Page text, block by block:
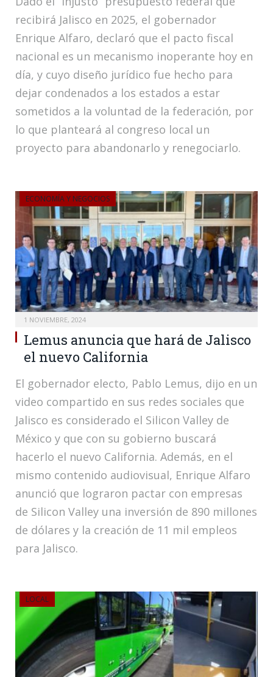
recibirá Jalisco en 2025, el gobernador
Enrique Alfaro, declaró que el pacto fiscal
nacional es un mecanismo inoperante hoy en
día, y cuyo diseño jurídico fue hecho para
dejar condenados a los estados a estar
sometidos a la voluntad de la federación, por
lo que planteará al congreso local un
proyecto para abandonarlo y renegociarlo.
ECONOMÍA Y NEGOCIOS
1 NOVIEMBRE, 2024
Lemus anuncia que hará de Jalisco
el nuevo California
El gobernador electo, Pablo Lemus, dijo en un
video compartido en sus redes sociales que
Jalisco es considerado el Silicon Valley de
México y que con su gobierno buscará
hacerlo el nuevo California. Además, en el
mismo contenido audiovisual, Enrique Alfaro
anunció que lograron pactar con empresas
de Silicon Valley una inversión de 890 millones
de dólares y la creación de 11 mil empleos
para Jalisco.
LOCAL